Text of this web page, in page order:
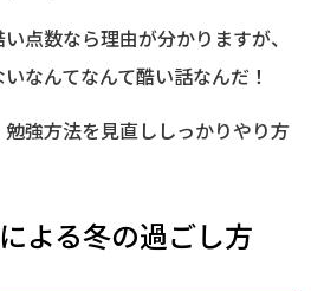
点数なら理由が分かりますが、
なんてなんて酷い話なんだ！
強方法を見直ししっかりやり方
よる冬の過ごし方